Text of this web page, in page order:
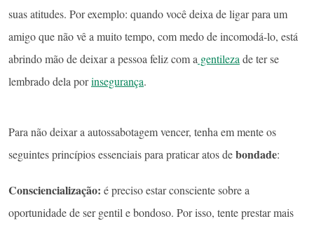
suas atitudes. Por exemplo: quando você deixa de ligar para um
amigo que não vê a muito tempo, com medo de incomodá-lo, está
abrindo mão de deixar a pessoa feliz com a gentileza de ter se
lembrado dela porinsegurança.
Para não deixar a autossabotagem vencer, tenha em mente os
seguintes princípios essenciais para praticar atos debondade:
Consciencialização: é preciso estar consciente sobre a
oportunidade de ser gentil e bondoso. Por isso, tente prestar mais